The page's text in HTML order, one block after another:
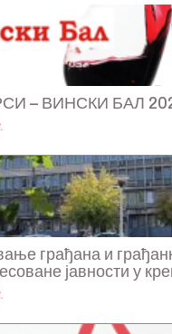
– ВИНСКИ БАЛ
грађана и
јавности у